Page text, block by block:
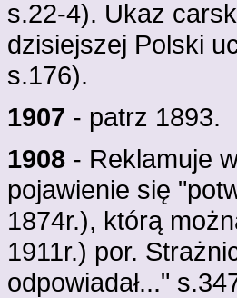
s.22-4). Ukaz
dzisiejszej Polski
s.176).
1907 - patrz 1893.
1908 - Reklamuje
pojawienie się
1874r.), którą
1911r.) por.
odpowiadał..."